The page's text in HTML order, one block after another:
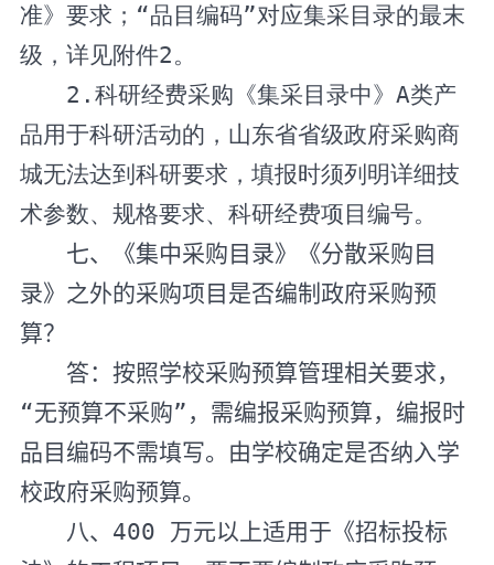
准》要求；“品目编码”对应集采目录的最末
级，详见附件2。
2 . 科研经费采购《集采目录中》 A类产
品用于科研活动的，山东省省级政府采购商
城无法达到科研要求，填报时须列明详细技
术参数、规格要求、科研经费项目编号。
七、《集中采购目录》《分散采购目
录》之外的采购项目是否编制政府采购预
算？
答：按照学校采购预算管理相关要求，
“无预算不采购”，需编报采购预算，编报时
品目编码不需填写。由学校确定是否纳入学
校政府采购预算。
八、 400 万元以上适用于《招标投标